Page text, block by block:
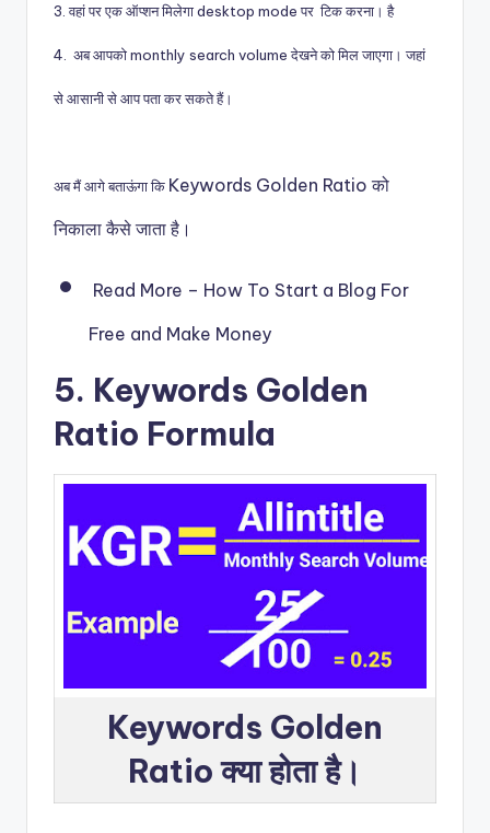
3. वहां पर एक ऑप्शन मिलेगा desktop mode पर टिक करना। है
4. अब आपकोmonthly search volume देखने को मिल जाएगा। जहां
से आसानी से आप पता कर सकते हैं।
अब मैं आगे बताऊंगा कि Keywords Golden Ratio को
निकाला कैसे जाता है।
Read More – How To Start a Blog For
Free and Make Money
5. Keywords Golden
Ratio Formula
Keywords Golden
Ratio क्या होता है।